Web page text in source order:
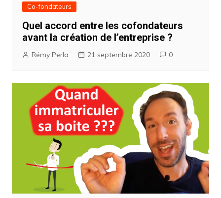
Co-fondateurs
Quel accord entre les cofondateurs
avant la création de l’entreprise ?
Rémy Perla 21 septembre 2020 0